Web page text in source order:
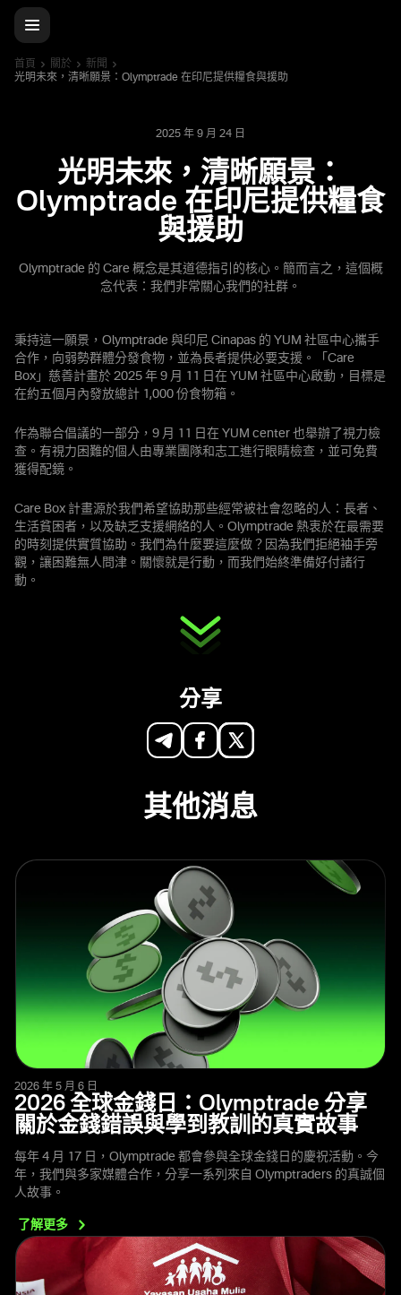
首頁 關於
新聞
光明未來，清晰願景：Olymptrade 在印尼提供糧食與援助
2025 年 9 月 24 日
光明未來，清晰願景：
Olymptrade 在印尼提供糧食
與援助
Olymptrade 的 Care 概念是其道德指引的核心。簡而言之，這個概
念代表：我們非常關心我們的社群。
秉持這一願景，Olymptrade 與印尼 Cinapas 的 YUM 社區中心攜手
合作，向弱勢群體分發食物，並為長者提供必要支援。「Care
Box」慈善計畫於 2025 年 9 月 11 日在 YUM 社區中心啟動，目標是
在約五個月內發放總計 1,000 份食物箱。
作為聯合倡議的一部分，9 月 11 日在 YUM center 也舉辦了視力檢
查。有視力困難的個人由專業團隊和志工進行眼睛檢查，並可免費
獲得配鏡。
Care Box 計畫源於我們希望協助那些經常被社會忽略的人：長者、
生活貧困者，以及缺乏支援網絡的人。Olymptrade 熱衷於在最需要
的時刻提供實質協助。我們為什麼要這麼做？因為我們拒絕袖手旁
觀，讓困難無人問津。關懷就是行動，而我們始終準備好付諸行
動。
分享
其他消息
2026 年 5 月 6 日
2026 全球金錢日：Olymptrade 分享
關於金錢錯誤與學到教訓的真實故事
每年 4 月 17 日，Olymptrade 都會參與全球金錢日的慶祝活動。今
年，我們與多家媒體合作，分享一系列來自 Olymptraders 的真誠個
人故事。
了解更多